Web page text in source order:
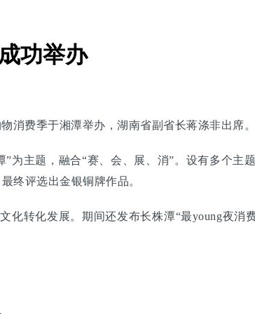
功举办
消费季于湘潭举办，湖南省副省长蒋涤非出席。
主题，融合“赛、会、展、消”。设有多个主
终评选出金银铜牌作品。
转化发展。期间还发布长株潭“最young夜消